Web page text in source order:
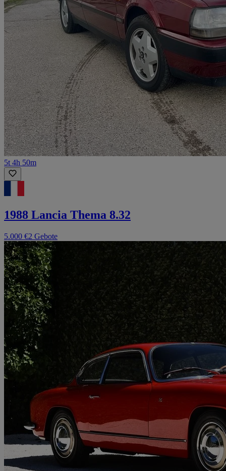
5t 4h 50m
1988 Lancia Thema 8.32
5.000 €2 Gebote